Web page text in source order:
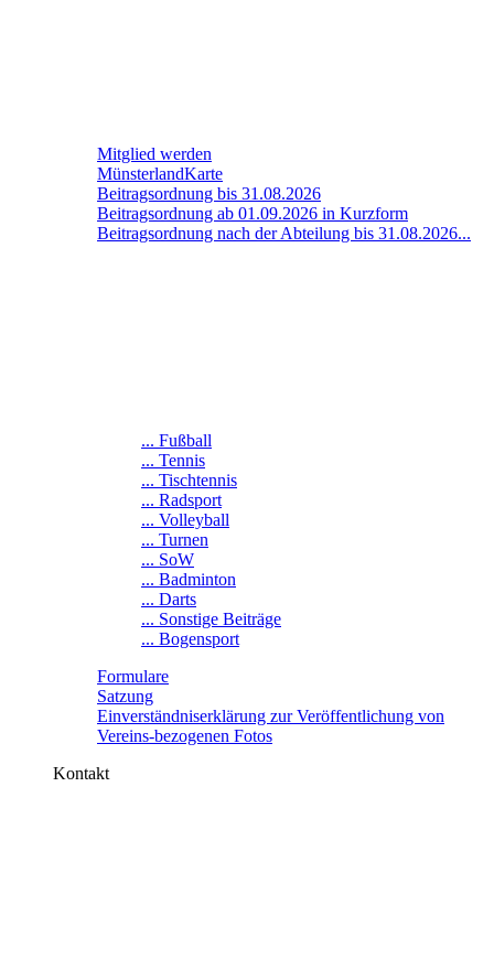
Mitglied werden
MünsterlandKarte
Beitragsordnung bis 31.08.2026
Beitragsordnung ab 01.09.2026 in Kurzform
Beitragsordnung nach der Abteilung bis 31.08.2026...
... Fußball
... Tennis
... Tischtennis
... Radsport
... Volleyball
... Turnen
... SoW
... Badminton
... Darts
... Sonstige Beiträge
... Bogensport
Formulare
Satzung
Einverständniserklärung zur Veröffentlichung von
Vereins-bezogenen Fotos
Kontakt